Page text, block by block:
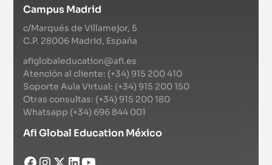
Campus Madrid
c/Marqués de Villamejor, 5
C.P. 28006 Madrid, España
afiglobaleducation@afi.es
Atención al cliente: (+34) 915 200 410
Soporte Aula Virtual: (+34) 915 200 150
Otras consultas: (+34) 915 200 180
Whatsapp (+34) 696 844 001
Afi Global Education México